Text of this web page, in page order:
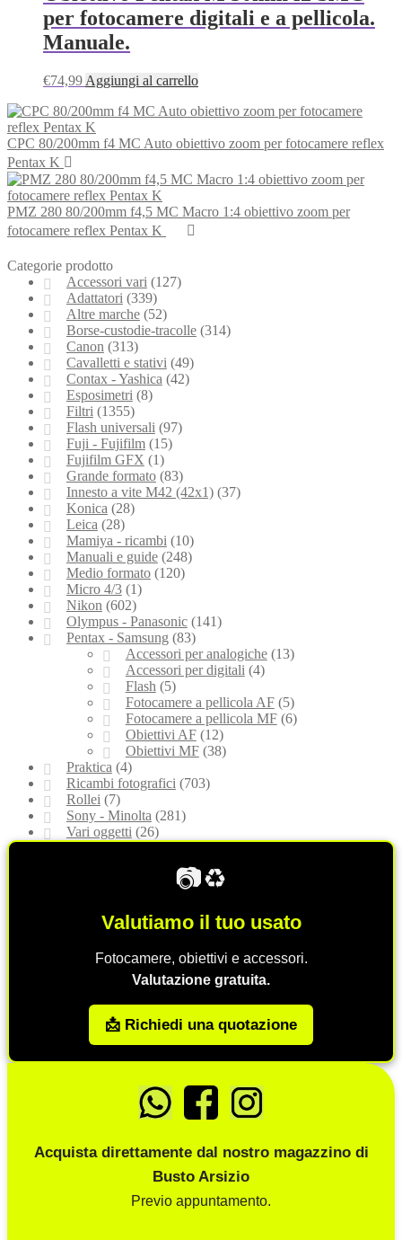
per fotocamere digitali e a pellicola.
Manuale.
€74,99 Aggiungi al carrello
CPC 80/200mm f4 MC Auto obiettivo zoom per fotocamere reflex
Pentax K
PMZ 280 80/200mm f4,5 MC Macro 1:4 obiettivo zoom per
fotocamere reflex Pentax K
Categorie prodotto
Accessori vari (127)
Adattatori (339)
Altre marche (52)
Borse-custodie-tracolle (314)
Canon (313)
Cavalletti e stativi (49)
Contax - Yashica (42)
Esposimetri (8)
Filtri (1355)
Flash universali (97)
Fuji - Fujifilm (15)
Fujifilm GFX (1)
Grande formato (83)
Innesto a vite M42 (42x1) (37)
Konica (28)
Leica (28)
Mamiya - ricambi (10)
Manuali e guide (248)
Medio formato (120)
Micro 4/3 (1)
Nikon (602)
Olympus - Panasonic (141)
Pentax - Samsung (83)
Accessori per analogiche (13)
Accessori per digitali (4)
Flash (5)
Fotocamere a pellicola AF (5)
Fotocamere a pellicola MF (6)
Obiettivi AF (12)
Obiettivi MF (38)
Praktica (4)
Ricambi fotografici (703)
Rollei (7)
Sony - Minolta (281)
Vari oggetti (26)
📷♻️
Valutiamo il tuo usato
Fotocamere, obiettivi e accessori.
Valutazione gratuita.
📩 Richiedi una quotazione
Acquista direttamente dal nostro magazzino di
Busto Arsizio
Previo appuntamento.